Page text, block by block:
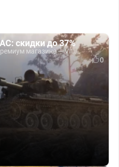
скидки до 37%
магазине — VIII...
0